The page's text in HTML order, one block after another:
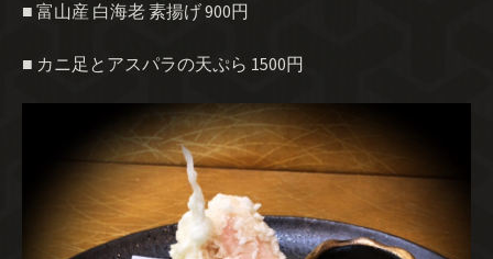
■ 富山産 白海老 素揚げ 900円
■ カニ足とアスパラの天ぷら 1500円